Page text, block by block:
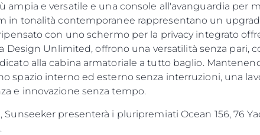
e versatile e una console all'avanguardia per
in tonalità contemporanee rappresentano un
con uno schermo per la privacy integrato
Design Unlimited, offrono una versatilità senza pari,
alla cabina armatoriale a tutto baglio.
spazio interno ed esterno senza interruzioni, una
e innovazione senza tempo.
Sunseeker presenterà i pluripremiati Ocean 156, 76